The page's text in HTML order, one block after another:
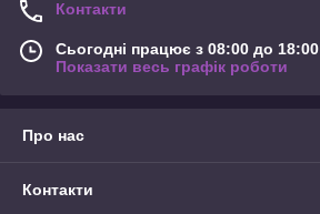
Контакти
Сьогодні працює з 08:00 до 18:00
Показати весь графік роботи
Про нас
Контакти